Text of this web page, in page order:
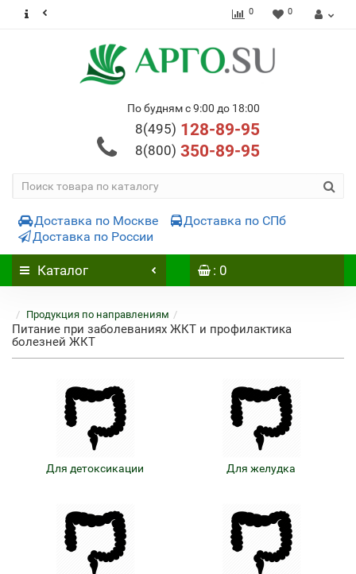
0 0
По будням с 9:00 до 18:00
8(495) 128-89-95
8(800) 350-89-95
Доставка по Москве
Доставка по СПб
Доставка по России
Каталог : 0
Продукция по направлениям
Питание при заболеваниях ЖКТ и профилактика
болезней ЖКТ
Для детоксикации Для желудка